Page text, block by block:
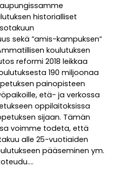
historialliset
sekä ”amis-kampuksen”
koulutuksen
reformi 2018 leikkaa
190 miljoonaa
painopisteen
etä- ja verkossa
oppilaitoksissa
sijaan. Tämän
voimme todeta, että
alle 25-vuotiaiden
pääseminen ym.